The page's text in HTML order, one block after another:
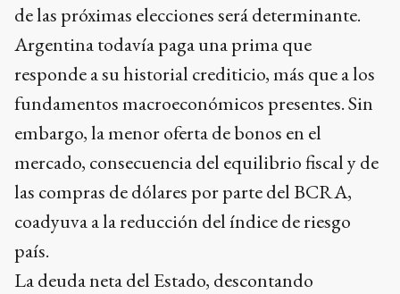
de las próximas elecciones será determinante.
Argentina todavía paga una prima que
responde a su historial crediticio, más que a los
fundamentos macroeconómicos presentes. Sin
embargo, la menor oferta de bonos en el
mercado, consecuencia del equilibrio fiscal y de
las compras de dólares por parte del BCRA,
coadyuva a la reducción del índice de riesgo
país.
La deuda neta del Estado, descontando